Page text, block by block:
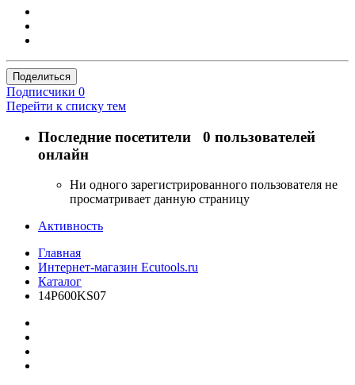
Поделиться
Подписчики 0
Перейти к списку тем
Последние посетители 0 пользователей
онлайн
Ни одного зарегистрированного пользователя не
просматривает данную страницу
Активность
Главная
Интернет-магазин Ecutools.ru
Каталог
14P600KS07